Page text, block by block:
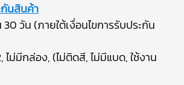
นสินค้า
30 วัน (ภายใต้เงื่อนไขการรับประกัน
ไม่มีกล่อง, (ไม่ติดสี, ไม่มีแบด, ใช้งาน